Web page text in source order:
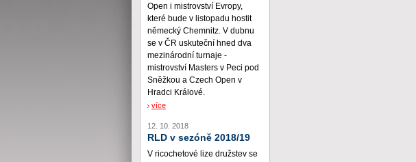
Open i mistrovství Evropy,
které bude v listopadu hostit
německý Chemnitz. V dubnu
se v ČR uskuteční hned dva
mezinárodní turnaje -
mistrovství Masters v Peci pod
Sněžkou a Czech Open v
Hradci Králové.
více
12. 10. 2018
RLD v sezóně 2018/19
V ricochetové lize družstev se